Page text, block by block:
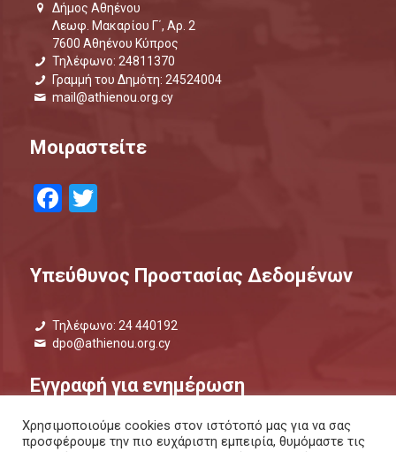
Δήμος Αθηένου
Λεωφ. Μακαρίου Γ΄, Αρ. 2
7600 Αθηένου Κύπρος
Τηλέφωνο: 24811370
Γραμμή του Δημότη: 24524004
mail@athienou.org.cy
Μοιραστείτε
Facebook
Twitter
Υπεύθυνος Προστασίας Δεδομένων
Τηλέφωνο: 24 440192
dpo@athienou.org.cy
Εγγραφή για ενημέρωση
Μάθετε τι συμβαίνει και μείνετε ενημερωμένοι.
Χρησιμοποιούμε cookies στον ιστότοπό μας για να σας
προσφέρουμε την πιο ευχάριστη εμπειρία, θυμόμαστε τις